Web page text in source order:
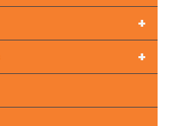
+
+